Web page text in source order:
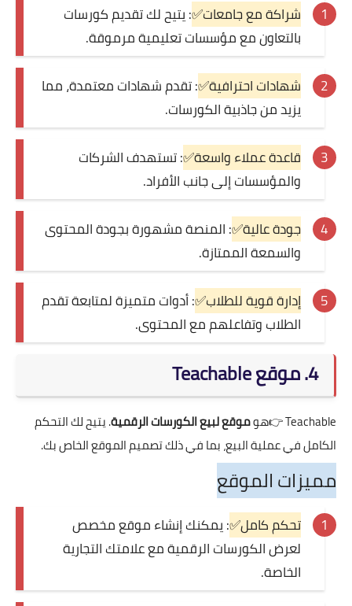
شراكة مع جامعات✅: يتيح لك تقديم كورسات
بالتعاون مع مؤسسات تعليمية مرموقة.
شهادات احترافية✅: تقدم شهادات معتمدة، مما
يزيد من جاذبية الكورسات.
قاعدة عملاء واسعة✅: تستهدف الشركات
والمؤسسات إلى جانب الأفراد.
جودة عالية✅: المنصة مشهورة بجودة المحتوى
والسمعة الممتازة.
إدارة قوية للطلاب✅: أدوات متميزة لمتابعة تقدم
الطلاب وتفاعلهم مع المحتوى.
4. موقع Teachable
Teachable👉هوموقع لبيع الكورسات الرقمية. يتيح لك التحكم
الكامل في عملية البيع، بما في ذلك تصميم الموقع الخاص بك.
مميزات الموقع
تحكم كامل✅: يمكنك إنشاء موقع مخصص
لعرض الكورسات الرقمية مع علامتك التجارية
الخاصة.